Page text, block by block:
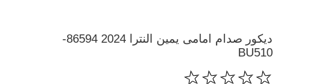
ديكور صدام امامى يمين النترا 2024 86594-
BU510